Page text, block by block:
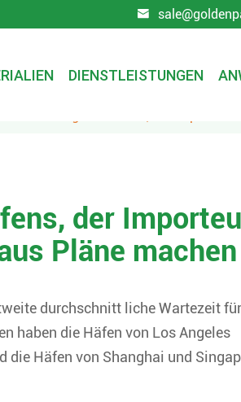

DIENSTLEISTUNGEN
der
Pläne machen
durchschnitt liche Wartezeit für
haben die Häfen von Los Angeles
die Häfen von Shanghai und